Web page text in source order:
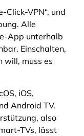
Click-VPN“, und
Alle
App unterhalb
Einschalten,
will, muss es
iOS,
Android TV.
also
TVs, lässt